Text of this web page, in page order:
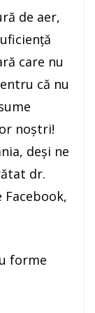
de aer,
care nu
că nu
noştri!
deşi ne
dr.
forme